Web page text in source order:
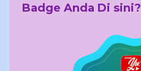
Badge Anda Di sini?